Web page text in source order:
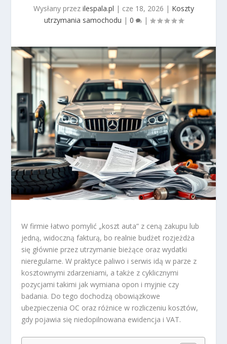
Wysłany przez ilespala.pl | cze 18, 2026 | Koszty
utrzymania samochodu | 0 |
W firmie łatwo pomylić „koszt auta” z ceną zakupu lub
jedną, widoczną fakturą, bo realnie budżet rozjeżdża
się głównie przez utrzymanie bieżące oraz wydatki
nieregularne. W praktyce paliwo i serwis idą w parze z
kosztownymi zdarzeniami, a także z cyklicznymi
pozycjami takimi jak wymiana opon i myjnie czy
badania. Do tego dochodzą obowiązkowe
ubezpieczenia OC oraz różnice w rozliczeniu kosztów,
gdy pojawia się niedopilnowana ewidencja i VAT.